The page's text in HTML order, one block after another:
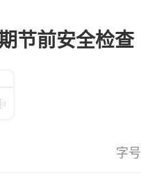
节前安全检查
字号